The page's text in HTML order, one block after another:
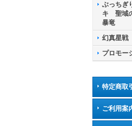
ぶっちぎ
キ 聖域
暴竜
幻真星戦
プロモー
特定商取
ご利用案